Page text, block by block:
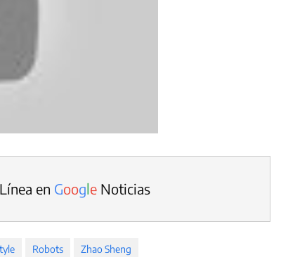
en GoogleNoticias
Robots Zhao Sheng